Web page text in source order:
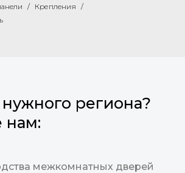
Крепления
региона?
нам:
межкомнатных дверей